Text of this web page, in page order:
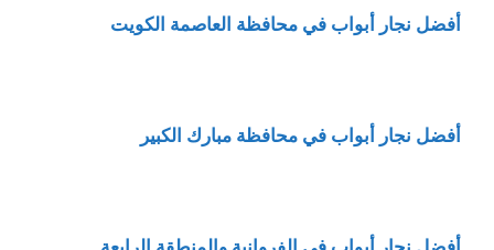
أفضل نجار أبواب في محافظة العاصمة الكويت
أفضل نجار أبواب في محافظة مبارك الكبير